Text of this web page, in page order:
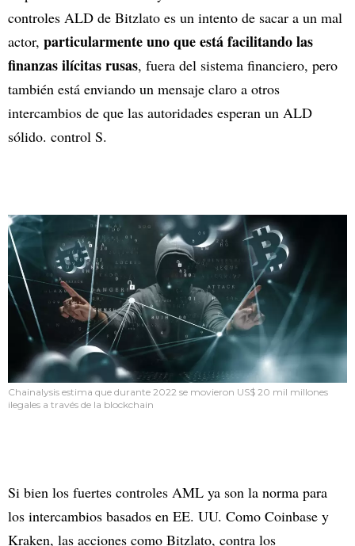
controles ALD de Bitzlato es un intento de sacar a un mal
actor, particularmente uno que está facilitando las
finanzas ilícitas rusas, fuera del sistema financiero, pero
también está enviando un mensaje claro a otros
intercambios de que las autoridades esperan un ALD
sólido. control S.
Chainalysis estima que durante 2022 se movieron US$ 20 mil millones
ilegales a través de la blockchain
Si bien los fuertes controles AML ya son la norma para
los intercambios basados en EE. UU. Como Coinbase y
Kraken, las acciones como Bitzlato, contra los